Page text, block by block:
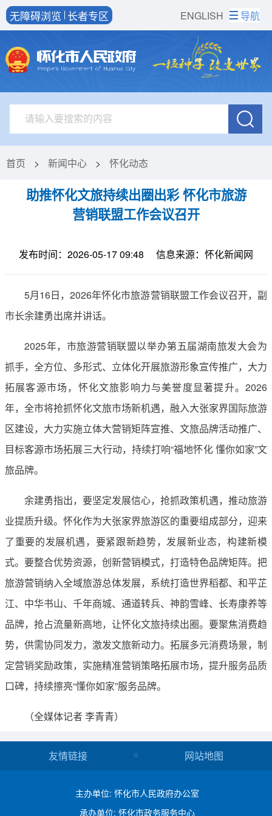
ENGLISH
无障碍浏览 长者专区 导航
首页 > 新闻中心 > 怀化动态
助推怀化文旅持续出圈出彩 怀化市旅游
营销联盟工作会议召开
发布时间：2026-05-17 09:48 信息来源：怀化新闻网
5月16日，2026年怀化市旅游营销联盟工作会议召开，副
市长余建勇出席并讲话。
2025年，市旅游营销联盟以举办第五届湖南旅发大会为
抓手，全方位、多形式、立体化开展旅游形象宣传推广，大力
拓展客源市场，怀化文旅影响力与美誉度显著提升。2026
年，全市将抢抓怀化文旅市场新机遇，融入大张家界国际旅游
区建设，大力实施立体大营销矩阵宣推、文旅品牌活动推广、
目标客源市场拓展三大行动，持续打响“福地怀化 懂你如家”文
旅品牌。
余建勇指出，要坚定发展信心，抢抓政策机遇，推动旅游
业提质升级。怀化作为大张家界旅游区的重要组成部分，迎来
了重要的发展机遇，要紧跟新趋势，发展新业态，构建新模
式。要整合优势资源，创新营销模式，打造特色品牌矩阵。把
旅游营销纳入全域旅游总体发展，系统打造世界稻都、和平芷
江、中华书山、千年商城、通道转兵、神韵雪峰、长寿康养等
品牌，抢占流量新高地，让怀化文旅持续出圈。要聚焦消费趋
势，供需协同发力，激发文旅新动力。拓展多元消费场景，制
定营销奖励政策，实施精准营销策略拓展市场，提升服务品质
口碑，持续擦亮“懂你如家”服务品牌。
（全媒体记者 李青青）
友情链接 网站地图
主办单位: 怀化市人民政府办公室
承办单位: 怀化市政务服务中心